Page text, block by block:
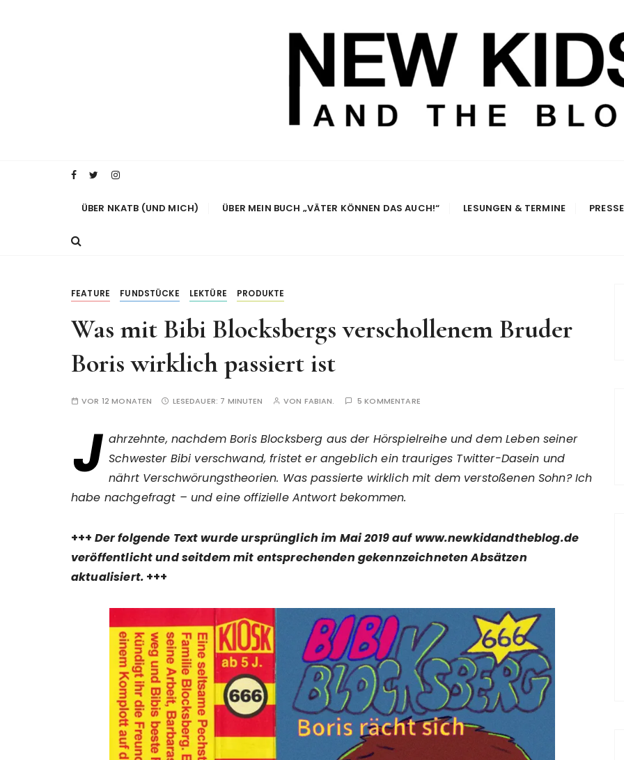
New Kid And The Blog
ÜBER NKATB (UND MICH) ÜBER MEIN BUCH „VÄTER KÖNNEN DAS AUCH!“ LESUNGEN & TERMINE
FEATURE FUNDSTÜCKE LEKTÜRE PRODUKTE
Was mit Bibi Blocksbergs verschollenem Bruder
Boris wirklich passiert ist
VOR 12 MONATEN LESEDAUER: 7 MINUTEN VON FABIAN. 5 KOMMENTARE
J ahrzehnte, nachdem Boris Blocksberg aus der Hörspielreihe und dem Leben seiner
Schwester Bibi verschwand, fristet er angeblich ein trauriges Twitter-Dasein und
nährt Verschwörungstheorien. Was passierte wirklich mit dem verstoßenen Sohn? Ich
habe nachgefragt – und eine offizielle Antwort bekommen.
+++ Der folgende Text wurde ursprünglich im Mai 2019 auf www.newkidandtheblog.de
veröffentlicht und seitdem mit entsprechenden gekennzeichneten Absätzen
aktualisiert. +++